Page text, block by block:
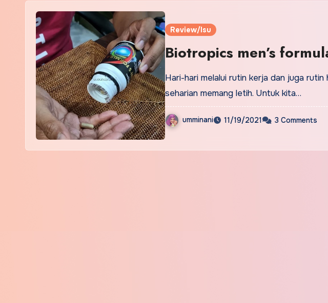
Review/Isu
Biotropics men’s
Hari-hari melalui rutin kerja dan juga rutin
seharian memang letih. Untuk kita…
umminani 11/19/2021 3 Comments